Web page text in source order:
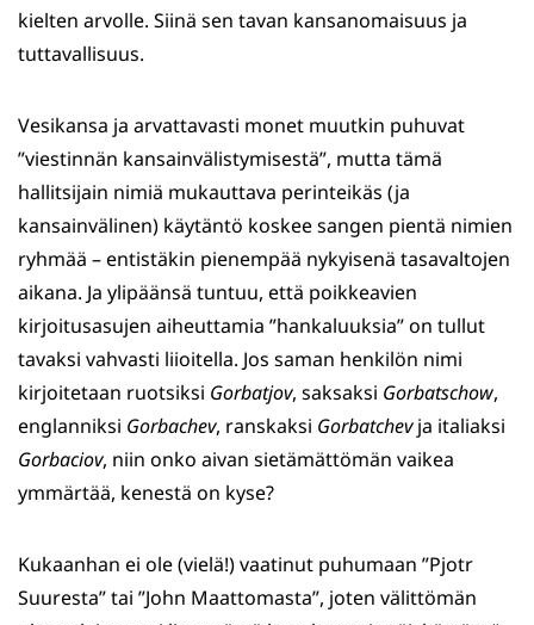
kielten arvolle. Siinä sen tavan kansanomaisuus ja
tuttavallisuus.
Vesikansa ja arvattavasti monet muutkin puhuvat
”viestinnän kansainvälistymisestä”, mutta tämä
hallitsijain nimiä mukauttava perinteikäs (ja
kansainvälinen) käytäntö koskee sangen pientä nimien
ryhmää – entistäkin pienempää nykyisenä tasavaltojen
aikana. Ja ylipäänsä tuntuu, että poikkeavien
kirjoitusasujen aiheuttamia ”hankaluuksia” on tullut
tavaksi vahvasti liioitella. Jos saman henkilön nimi
kirjoitetaan ruotsiksi Gorbatjov, saksaksi Gorbatschow,
englanniksi Gorbachev, ranskaksi Gorbatchevja italiaksi
Gorbaciov, niin onko aivan sietämättömän vaikea
ymmärtää, kenestä on kyse?
Kukaanhan ei ole (vielä!) vaatinut puhumaan ”Pjotr
Suuresta” tai ”John Maattomasta”, joten välittömän